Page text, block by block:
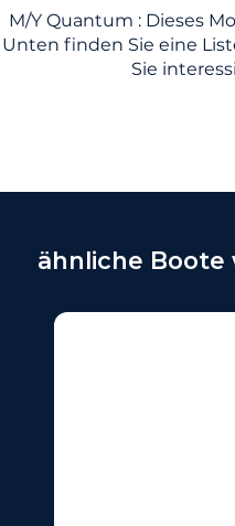
M/Y Quantum : Dieses
Unten finden Sie eine
Sie
ähnliche Boote